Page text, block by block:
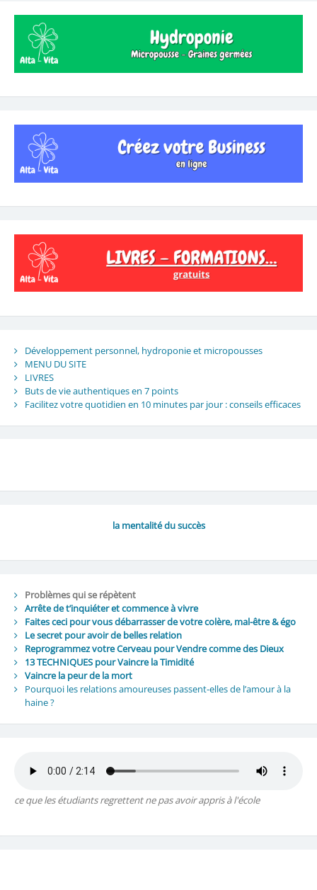
Développement personnel, hydroponie et micropousses
MENU DU SITE
LIVRES
Buts de vie authentiques en 7 points
Facilitez votre quotidien en 10 minutes par jour : conseils efficaces
la mentalité du succès
Problèmes qui se répètent
Arrête de t’inquiéter et commence à vivre
Faites ceci pour vous débarrasser de votre colère, mal-être & égo
Le secret pour avoir de belles relation
Reprogrammez votre Cerveau pour Vendre comme des Dieux
13 TECHNIQUES pour Vaincre la Timidité
Vaincre la peur de la mort
Pourquoi les relations amoureuses passent-elles de l’amour à la
haine ?
ce que les étudiants regrettent ne pas avoir appris à l'école